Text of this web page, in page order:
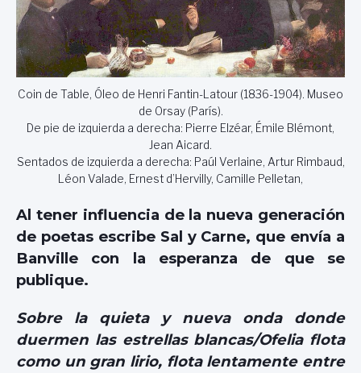
Coin de Table, Óleo de Henri Fantin-Latour (1836-1904). Museo
de Orsay (París).
De pie de izquierda a derecha: Pierre Elzéar, Émile Blémont,
Jean Aicard.
Sentados de izquierda a derecha: Paúl Verlaine, Artur Rimbaud,
Léon Valade, Ernest d’Hervilly, Camille Pelletan,
Al tener influencia de la nueva generación
de poetas escribe Sal y Carne, que envía a
Banville con la esperanza de que se
publique.
Sobre la quieta y nueva onda donde
duermen las estrellas blancas/Ofelia flota
como un gran lirio, flota lentamente entre